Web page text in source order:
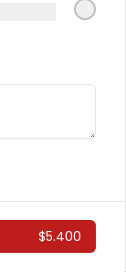
Palta,
Bañado En
$5.400